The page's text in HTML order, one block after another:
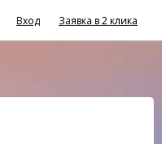
Вход Заявка в 2 клика